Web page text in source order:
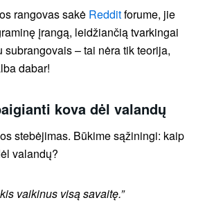
rangovas sakė Redditforume, jie
įrangą, leidžiančią tvarkingai
subrangovais – tai nėra tik teorija,
dabar!
kova dėl valandų
stebėjimas. Būkime sąžiningi: kaip
valandų?
vaikinus visą savaitę.”